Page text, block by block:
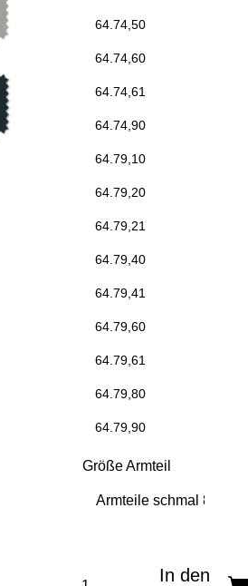
64.74,50
64.74,60
64.74,61
64.74,90
64.79,10
64.79,20
64.79,21
64.79,40
64.79,41
64.79,60
64.79,61
64.79,80
64.79,90
Größe Armteil
In den